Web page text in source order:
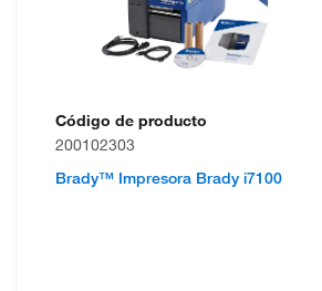
Código de producto
200102303
Brady™ Impresora Brady i7100